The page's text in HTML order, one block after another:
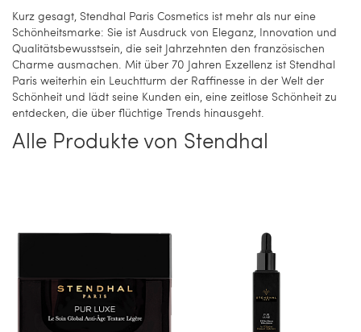
Kurz gesagt, Stendhal Paris Cosmetics ist mehr als nur eine
Schönheitsmarke: Sie ist Ausdruck von Eleganz, Innovation und
Qualitätsbewusstsein, die seit Jahrzehnten den französischen
Charme ausmachen. Mit über 70 Jahren Exzellenz ist Stendhal
Paris weiterhin ein Leuchtturm der Raffinesse in der Welt der
Schönheit und lädt seine Kunden ein, eine zeitlose Schönheit zu
entdecken, die über flüchtige Trends hinausgeht.
Alle Produkte von Stendhal